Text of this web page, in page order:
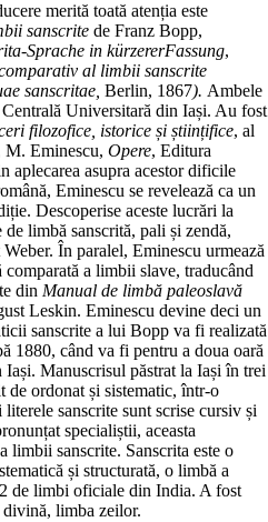
merită toată atenția este
sanscrite de Franz Bopp,
Sprache in kürzererFassung,
al limbii sanscrite
sanscritae,Berlin, 1867).Ambele
Universitară din Iași. Au fost
filozofice, istorice și științifice, al
M. Eminescu,Opere, Editura
aplecarea asupra acestor dificile
Eminescu se revelează ca un
Descoperise aceste lucrări la
limbă sanscrită, pali și zendă,
În paralel, Eminescu urmează
a limbii slave, traducând
dinManual de limbă paleoslavă
Leskin. Eminescu devine deci un
sanscrite a lui Bopp va fi realizată
1880, când va fi pentru a doua oară
Manuscrisul păstrat la Iași în trei
de ordonat și sistematic, într-o
sanscrite sunt scrise cursiv și
specialiștii, aceasta
limbii sanscrite. Sanscrita este o
și structurată, o limbă a
de limbi oficiale din India. A fost
limba zeilor.